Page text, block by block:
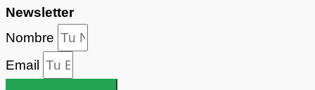
Newsletter
Nombre
Email